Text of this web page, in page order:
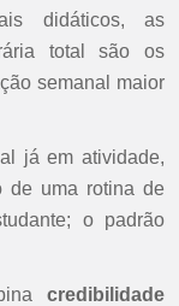
didáticos, as
total são os
semanal maior
já em atividade,
de uma rotina de
o padrão
credibilidade